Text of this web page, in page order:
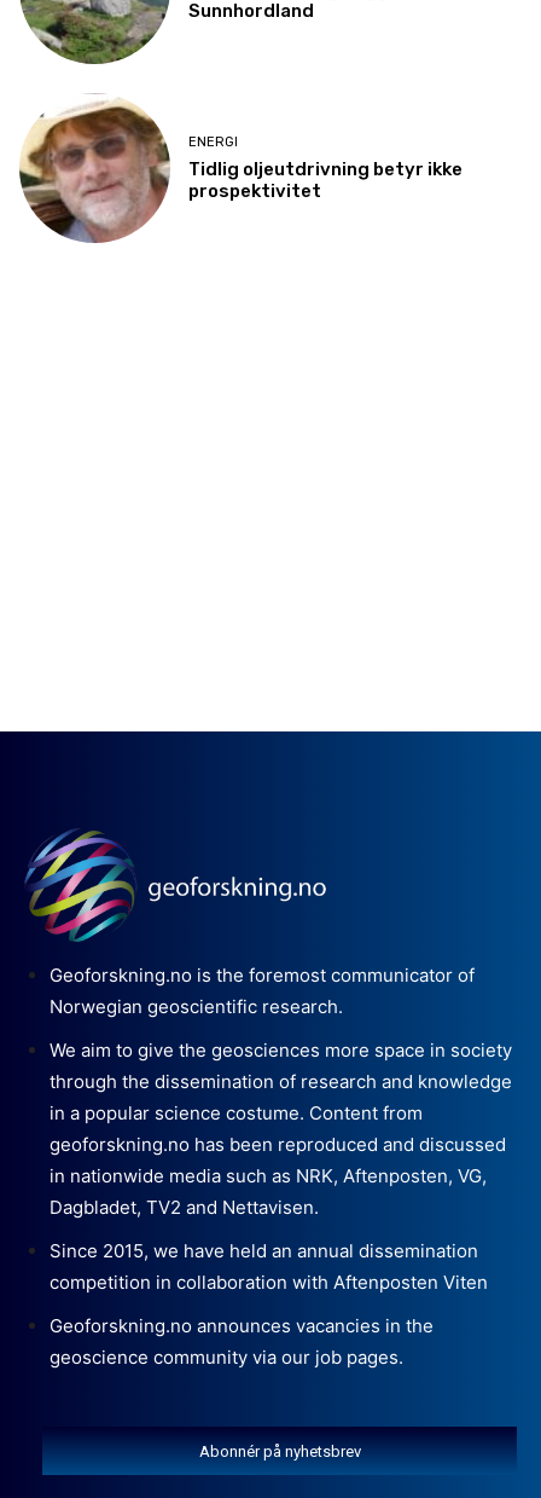
Geoforskning.no is the foremost communicator of
Norwegian geoscientific research.
We aim to give the geosciences more space in society
through the dissemination of research and knowledge
in a popular science costume. Content from
geoforskning.no has been reproduced and discussed
in nationwide media such as NRK, Aftenposten, VG,
Dagbladet, TV2 and Nettavisen.
Since 2015, we have held an annual dissemination
competition in collaboration with Aftenposten Viten
Geoforskning.no announces vacancies in the
geoscience community via our job pages.
Abonnér på nyhetsbrev